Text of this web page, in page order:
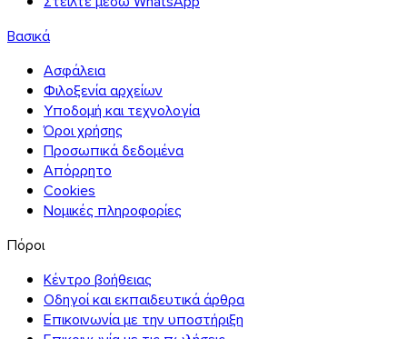
Βασικά
Ασφάλεια
Φιλοξενία αρχείων
Υποδομή και τεχνολογία
Όροι χρήσης
Προσωπικά δεδομένα
Απόρρητο
Cookies
Νομικές πληροφορίες
Πόροι
Κέντρο βοήθειας
Οδηγοί και εκπαιδευτικά άρθρα
Επικοινωνία με την υποστήριξη